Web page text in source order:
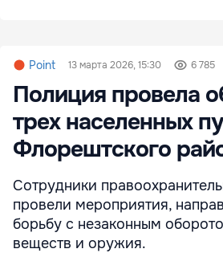
Point 13 марта 2026, 15:30 6 785
Полиция провела
трех населенных
Флорештского
Сотрудники
провели мероприятия,
борьбу с незаконным
веществ и оружия.